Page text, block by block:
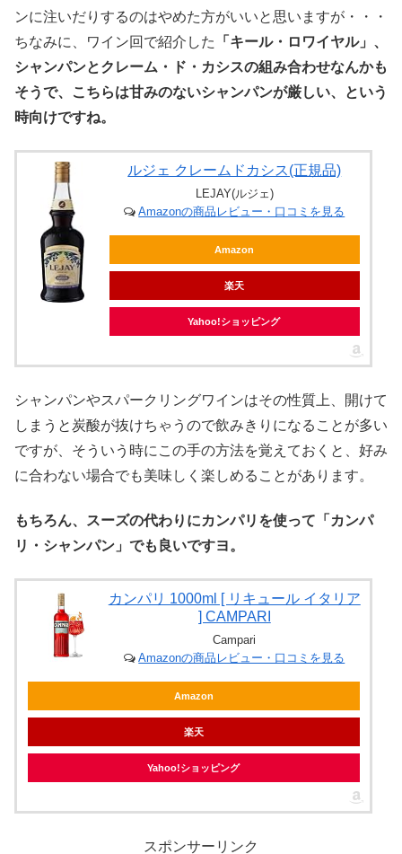
ンに注いだりするのはやめた方がいいと思いますが・・・
ちなみに、ワイン回で紹介した
「キール・ロワイヤル」、
シャンパンとクレーム・ド・カシスの組み合わせなんかも
そうで、こちらは甘みのないシャンパンが厳しい、という
時向けですね。
ルジェ クレームドカシス(正規品)
LEJAY(ルジェ)
Amazonの商品レビュー・口コミを見る
Amazon
楽天
Yahoo!ショッピング
シャンパンやスパークリングワインはその性質上、開けて
しまうと炭酸が抜けちゃうので飲みきりになることが多い
ですが、そういう時にこの手の方法を覚えておくと、好み
に合わない場合でも美味しく楽しめることがあります。
もちろん、スーズの代わりにカンパリを使って「カンパ
リ・シャンパン」でも良いですヨ。
カンパリ 1000ml [ リキュール イタリア
] CAMPARI
Campari
Amazonの商品レビュー・口コミを見る
Amazon
楽天
Yahoo!ショッピング
スポンサーリンク